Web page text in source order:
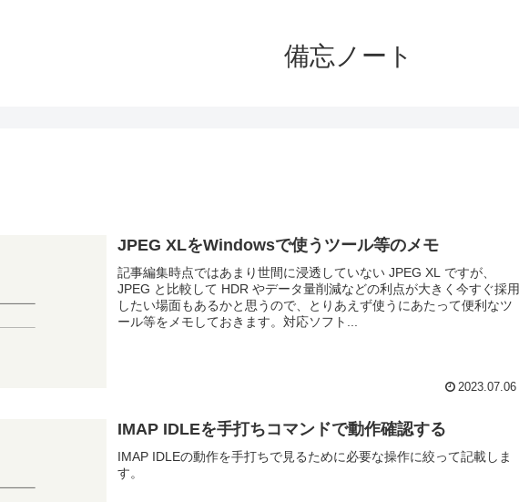
備忘ノート
JPEG XLをWindowsで使うツール等のメモ
記事編集時点ではあまり世間に浸透していない JPEG XL ですが、
JPEG と比較して HDR やデータ量削減などの利点が大きく今すぐ採用
したい場面もあるかと思うので、とりあえず使うにあたって便利なツ
ール等をメモしておきます。対応ソフト...
2023.07.06
IMAP IDLEを手打ちコマンドで動作確認する
IMAP IDLEの動作を手打ちで見るために必要な操作に絞って記載しま
す。